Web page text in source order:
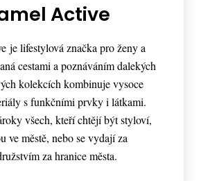
Active
je lifestylová značka pro ženy a
cestami a poznáváním dalekých
kolekcích kombinuje vysoce
s funkčními prvky i látkami.
všech, kteří chtějí být styloví,
ve městě, nebo se vydají za
za hranice města.